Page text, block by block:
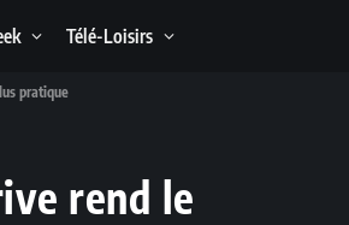
Télé-Loisirs
pratique
rend le